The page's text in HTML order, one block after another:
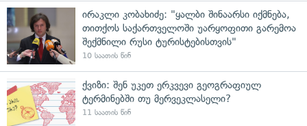
ირაკლი კობახიძე: "ყალბი შინაარსი იქმნება,
თითქოს საქართველოში უარყოფითი გარემოა
შექმნილი რუსი ტურისტებისთვის"
10 საათის წინ
ქვიზი: შენ უკეთ ერკვევი გეოგრაფიულ
ტერმინებში თუ მერვეკლასელი?
11 საათის წინ